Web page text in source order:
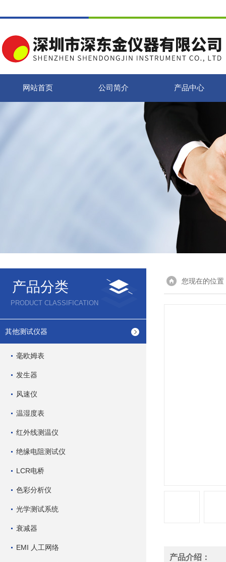
网站首页 公司简介 产品中心
产品分类
PRODUCT CLASSIFICATION
其他测试仪器
毫欧姆表
发生器
风速仪
温湿度表
红外线测温仪
绝缘电阻测试仪
LCR电桥
色彩分析仪
光学测试系统
衰减器
EMI 人工网络
您现在的位置
产品介绍：